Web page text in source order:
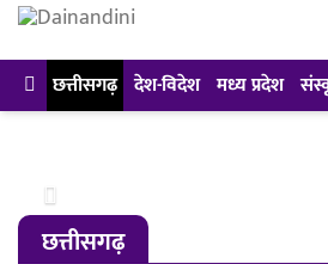
छत्तीसगढ़ देश-विदेश मध्य प्रदेश
Previous
छत्तीसगढ़